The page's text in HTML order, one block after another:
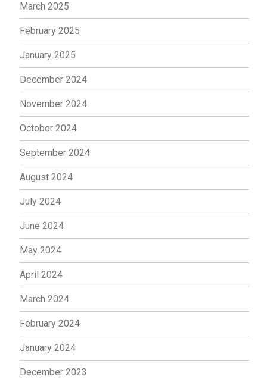
March 2025
February 2025
January 2025
December 2024
November 2024
October 2024
September 2024
August 2024
July 2024
June 2024
May 2024
April 2024
March 2024
February 2024
January 2024
December 2023